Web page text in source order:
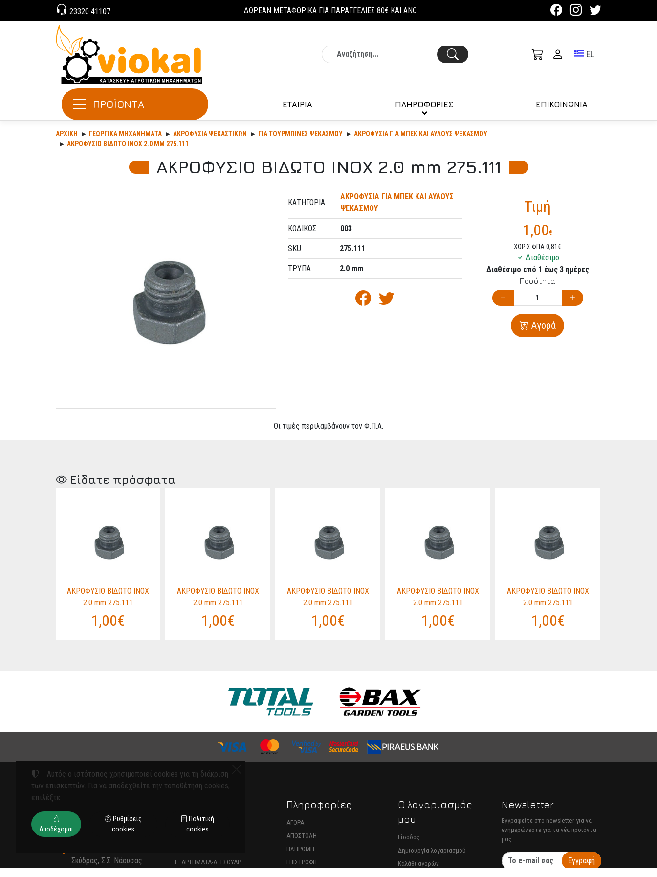
Toggle language
EL
23320 41107 ΔΩΡΕΑΝ ΜΕΤΑΦΟΡΙΚΑ ΓΙΑ ΠΑΡΑΓΓΕΛΙΕΣ 80€ ΚΑΙ ΑΝΩ
ΠΡΟΪΟΝΤΑ ΕΤΑΙΡΙΑ ΠΛΗΡΟΦΟΡΙΕΣ ΕΠΙΚΟΙΝΩΝΙΑ
ΑΡΧΙΚΉ ΓΕΩΡΓΙΚΆ ΜΗΧΑΝΉΜΑΤΑ ΑΚΡΟΦΎΣΙΑ ΨΕΚΑΣΤΙΚΏΝ ΓΙΑ ΤΟΥΡΜΠΙΝΕΣ ΨΕΚΑΣΜΟΥ
ΑΚΡΟΦΥΣΙΑ ΓΙΑ ΜΠΕΚ ΚΑΙ ΑΥΛΟΥΣ ΨΕΚΑΣΜΟΥ
ΑΚΡΟΦΥΣΙΟ ΒΙΔΩΤΟ ΙΝΟΧ 2.0 MM 275.111
ΑΚΡΟΦΥΣΙΟ ΒΙΔΩΤΟ ΙΝΟΧ 2.0 mm 275.111
ΚΑΤΗΓΟΡΊΑ
ΑΚΡΟΦΥΣΙΑ ΓΙΑ ΜΠΕΚ ΚΑΙ ΑΥΛΟΥΣ
ΨΕΚΑΣΜΟΥ
ΚΩΔΙΚΌΣ 003
SKU 275.111
ΤΡΥΠΑ 2.0 mm
Τιμή
1,00€
ΧΩΡΙΣ ΦΠΑ 0,81€
Διαθέσιμο
Διαθέσιμο από 1 έως 3 ημέρες
Ποσότητα
Αγορά
Οι τιμές περιλαμβάνουν τον Φ.Π.Α.
Είδατε πρόσφατα
ΑΚΡΟΦΥΣΙΟ ΒΙΔΩΤΟ ΙΝΟΧ
2.0 mm 275.111
1,00€
ΑΚΡΟΦΥΣΙΟ ΒΙΔΩΤΟ ΙΝΟΧ
2.0 mm 275.111
1,00€
ΑΚΡΟΦΥΣΙΟ ΒΙΔΩΤΟ ΙΝΟΧ
2.0 mm 275.111
1,00€
ΑΚΡΟΦΥΣΙΟ ΒΙΔΩΤΟ ΙΝΟΧ
2.0 mm 275.111
1,00€
ΑΚΡΟΦΥΣΙΟ ΒΙΔΩΤΟ ΙΝΟΧ
2.0 mm 275.111
1,00€
Σκύδρας, Σ.Σ. Νάουσας
ΓΕΩΡΓΙΚΑ ΜΗΧΑΝΗΜΑΤΑ
ΕΞΑΡΤΗΜΑΤΑ-ΑΞΕΣΟΥΑΡ
Πληροφορίες
ΑΓΟΡΑ
ΑΠΟΣΤΟΛΗ
ΠΛΗΡΩΜΗ
ΕΠΙΣΤΡΟΦΗ
Ο λογαριασμός
μου
Είσοδος
Δημιουργία λογαριασμού
Καλάθι αγορών
Newsletter
Εγγραφείτε στο newsletter για να
ενημερώνεστε για τα νέα προϊόντα
μας
Εγγραφή
Αυτός ο ιστότοπος χρησιμοποιεί cookies για τη διάκριση
των επισκεπτών. Για να αποδεχθείτε την τοποθέτηση cookies,
επιλέξτε
Αποδέχομαι
Ρυθμίσεις
cookies
Πολιτική
cookies